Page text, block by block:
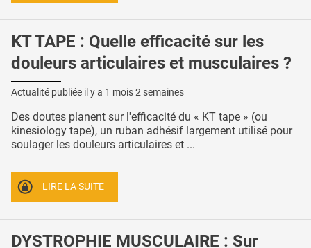
KT TAPE : Quelle efficacité sur les
douleurs articulaires et musculaires ?
Actualité publiée il y a 1 mois 2 semaines
Des doutes planent sur l'efficacité du « KT tape » (ou
kinesiology tape), un ruban adhésif largement utilisé pour
soulager les douleurs articulaires et ...
LIRE LA SUITE
DYSTROPHIE MUSCULAIRE : Sur